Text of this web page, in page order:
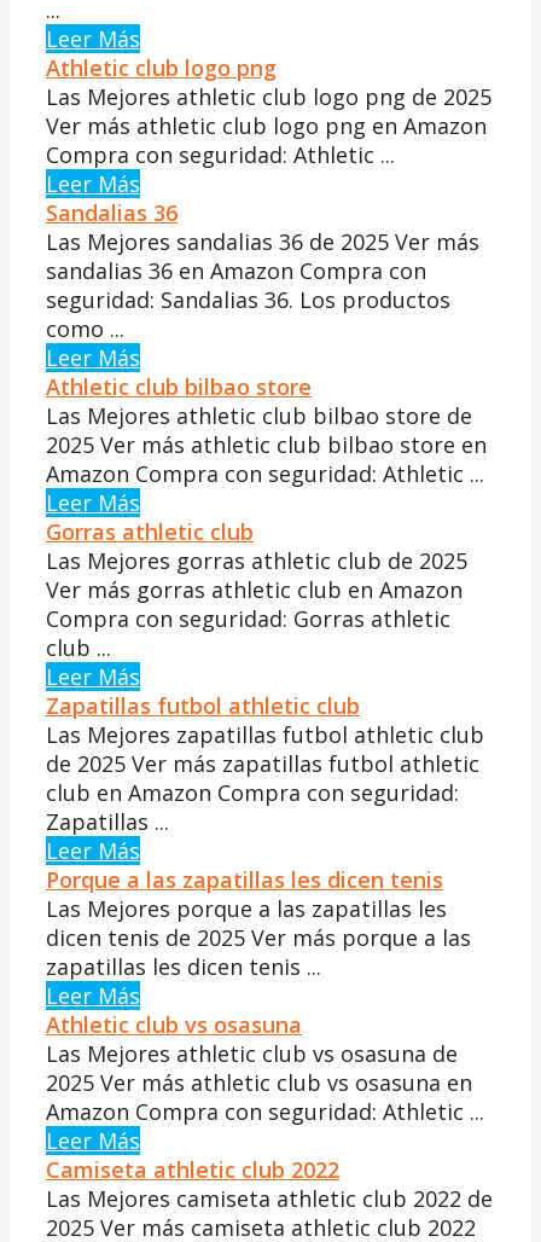
...
Leer Más
Athletic club logo png
Las Mejores athletic club logo png de 2025
Ver más athletic club logo png en Amazon
Compra con seguridad: Athletic ...
Leer Más
Sandalias 36
Las Mejores sandalias 36 de 2025 Ver más
sandalias 36 en Amazon Compra con
seguridad: Sandalias 36. Los productos
como ...
Leer Más
Athletic club bilbao store
Las Mejores athletic club bilbao store de
2025 Ver más athletic club bilbao store en
Amazon Compra con seguridad: Athletic ...
Leer Más
Gorras athletic club
Las Mejores gorras athletic club de 2025
Ver más gorras athletic club en Amazon
Compra con seguridad: Gorras athletic
club ...
Leer Más
Zapatillas futbol athletic club
Las Mejores zapatillas futbol athletic club
de 2025 Ver más zapatillas futbol athletic
club en Amazon Compra con seguridad:
Zapatillas ...
Leer Más
Porque a las zapatillas les dicen tenis
Las Mejores porque a las zapatillas les
dicen tenis de 2025 Ver más porque a las
zapatillas les dicen tenis ...
Leer Más
Athletic club vs osasuna
Las Mejores athletic club vs osasuna de
2025 Ver más athletic club vs osasuna en
Amazon Compra con seguridad: Athletic ...
Leer Más
Camiseta athletic club 2022
Las Mejores camiseta athletic club 2022 de
2025 Ver más camiseta athletic club 2022